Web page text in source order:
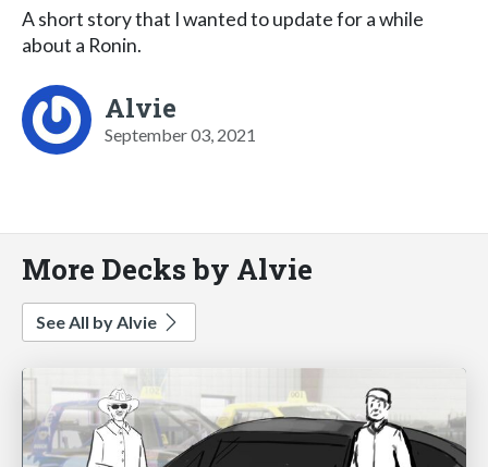
A short story that I wanted to update for a while
about a Ronin.
Alvie
September 03, 2021
More Decks by Alvie
See All by Alvie